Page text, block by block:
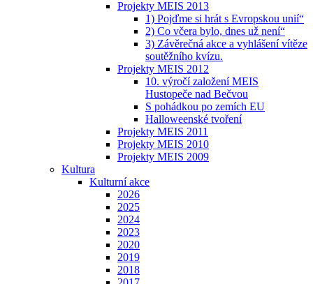
Projekty MEIS 2013
1) Pojďme si hrát s Evropskou unií“
2) Co včera bylo, dnes už není“
3) Závěrečná akce a vyhlášení vítěze
soutěžního kvízu.
Projekty MEIS 2012
10. výročí založení MEIS
Hustopeče nad Bečvou
S pohádkou po zemích EU
Halloweenské tvoření
Projekty MEIS 2011
Projekty MEIS 2010
Projekty MEIS 2009
Kultura
Kulturní akce
2026
2025
2024
2023
2020
2019
2018